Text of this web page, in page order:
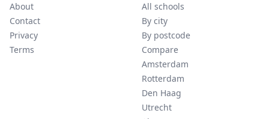
About
Contact
Privacy
Terms
All schools
By city
By postcode
Compare
Amsterdam
Rotterdam
Den Haag
Utrecht